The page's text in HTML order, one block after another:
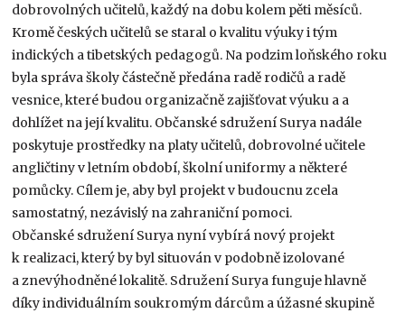
dobrovolných učitelů, každý na dobu kolem pěti měsíců.
Kromě českých učitelů se staral o kvalitu výuky i tým
indických a tibetských pedagogů. Na podzim loňského roku
byla správa školy částečně předána radě rodičů a radě
vesnice, které budou organizačně zajišťovat výuku a a
dohlížet na její kvalitu. Občanské sdružení Surya nadále
poskytuje prostředky na platy učitelů, dobrovolné učitele
angličtiny v letním období, školní uniformy a některé
pomůcky. Cílem je, aby byl projekt v budoucnu zcela
samostatný, nezávislý na zahraniční pomoci.
Občanské sdružení Surya nyní vybírá nový projekt
k realizaci, který by byl situován v podobně izolované
a znevýhodněné lokalitě. Sdružení Surya funguje hlavně
díky individuálním soukromým dárcům a úžasné skupině